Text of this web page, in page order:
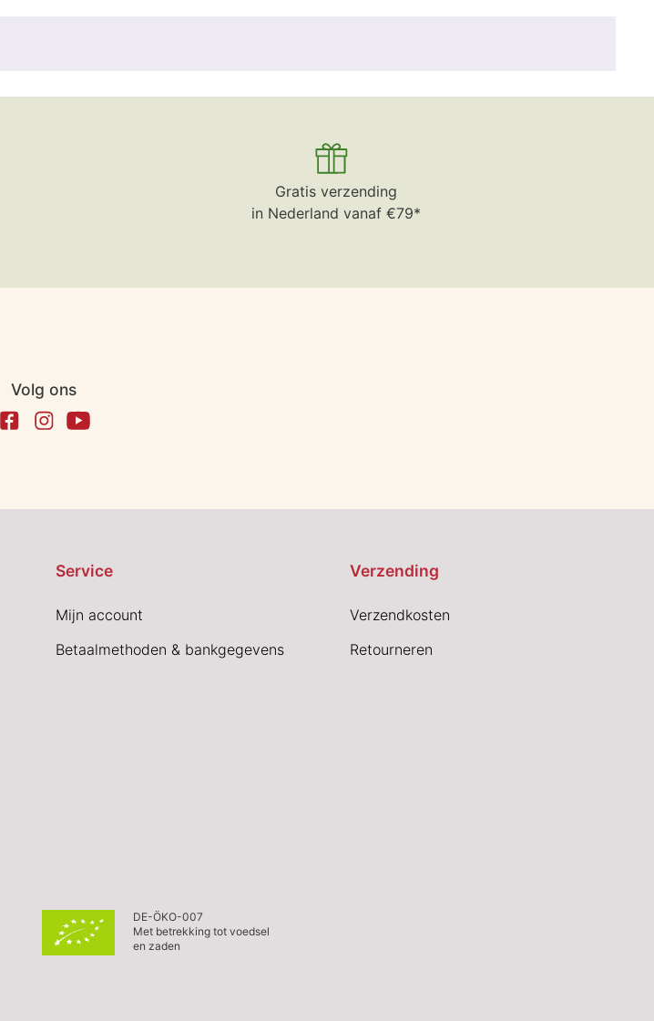
Gratis verzending
in Nederland vanaf €79*
Volg ons
Service
Mijn account
Betaalmethoden & bankgegevens
Verzending
Verzendkosten
Retourneren
DE-ÖKO-007
Met betrekking tot voedsel
en zaden